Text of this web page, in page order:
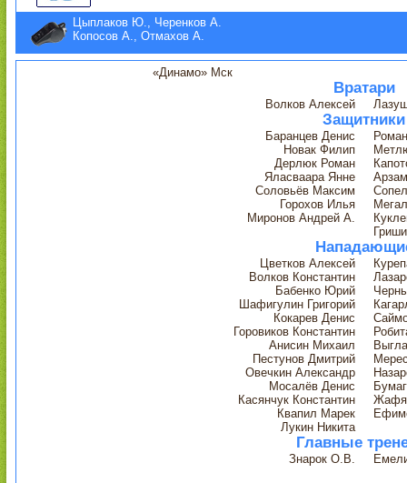
Цыплаков Ю., Черенков А.
Копосов А., Отмахов А.
«Динамо» Мск
Вратари
Волков Алексей
Защитники
Баранцев Денис
Новак Филип
Дерлюк Роман
Яласваара Янне
Соловьёв Максим
Горохов Илья
Миронов Андрей А.
Цветков Алексей
Волков Константин
Бабенко Юрий
Шафигулин Григорий
Кокарев Денис
Горовиков Константин
Анисин Михаил
Пестунов Дмитрий
Овечкин Александр
Мосалёв Денис
Касянчук Константин
Квапил Марек
Лукин Никита
Главные
Знарок О.В.